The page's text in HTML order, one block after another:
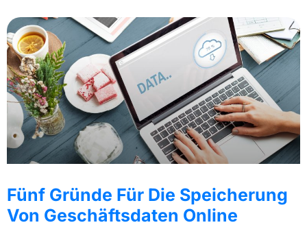
Fünf Gründe Für Die Speicherung
Von Geschäftsdaten Online